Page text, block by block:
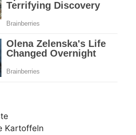
Kartoffeln